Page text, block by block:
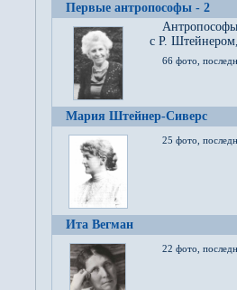
Первые антропософы - 2
с Р.
66 фото,
Мария Штейнер-Сиверс
25 фото,
Ита Вегман
22 фото,